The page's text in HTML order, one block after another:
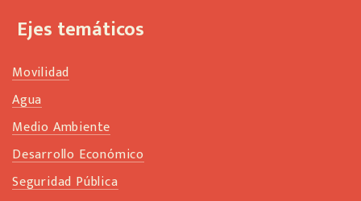
Ejes temáticos
Movilidad
Agua
Medio Ambiente
Desarrollo Económico
Seguridad Pública